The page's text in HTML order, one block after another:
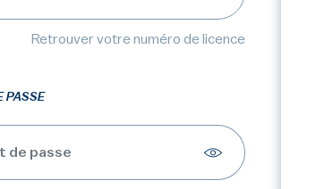
Retrouver votre numéro de licence
PASSE